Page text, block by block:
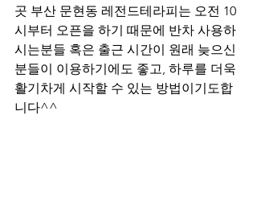
곳 부산 문현동 레전드테라피는 오전 10
시부터 오픈을 하기 때문에 반차 사용하
시는분들 혹은 출근 시간이 원래 늦으신
분들이 이용하기에도 좋고, 하루를 더욱
활기차게 시작할 수 있는 방법이기도합
니다^^